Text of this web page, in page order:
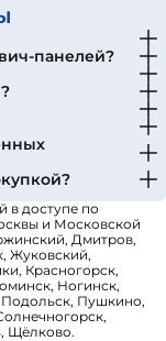
панелей?
в доступе по
и Московской
Дмитров,
Жуковский,
Красногорск,
Ногинск,
Пушкино,
Щёлково.